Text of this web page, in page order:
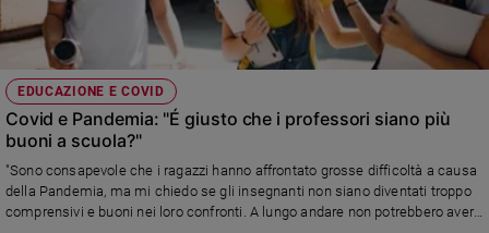
EDUCAZIONE E COVID
Covid e Pandemia: "É giusto che i professori siano più
buoni a scuola?"
"Sono consapevole che i ragazzi hanno affrontato grosse difficoltà a causa
della Pandemia, ma mi chiedo se gli insegnanti non siano diventati troppo
comprensivi e buoni nei loro confronti. A lungo andare non potrebbero avere